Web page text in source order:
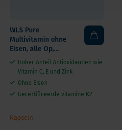
WLS Pure
Multivitamin ohne
Eisen, alle Op,
Kapseln
Hoher Anteil Antioxidantien wie
Vitamin C, E und Zink
Ohne Eisen
Gecertificeerde vitamine K2
Kapseln